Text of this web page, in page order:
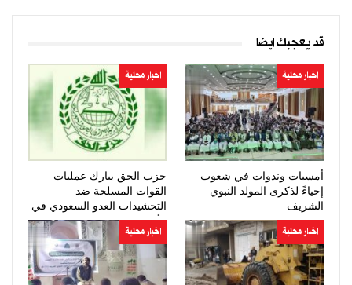
قد يعجبك ايضا
اخبار محلية
أمسيات وندوات في شعوب
إحياءً لذكرى المولد النبوي
الشريف
اخبار محلية
حزب الحق يبارك عمليات
القوات المسلحة ضد
التحشيدات العدو السعودي في
مأرب وحضرموت
اخبار محلية اخبار محلية